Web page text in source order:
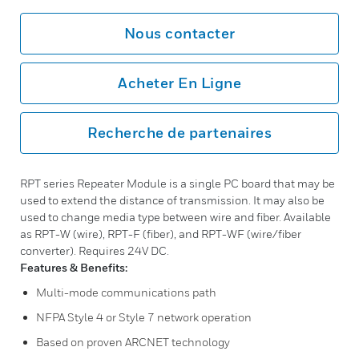
Nous contacter
Acheter En Ligne
Recherche de partenaires
RPT series Repeater Module is a single PC board that may be
used to extend the distance of transmission. It may also be
used to change media type between wire and fiber. Available
as RPT-W (wire), RPT-F (fiber), and RPT-WF (wire/fiber
converter). Requires 24V DC.
Features & Benefits:
Multi-mode communications path
NFPA Style 4 or Style 7 network operation
Based on proven ARCNET technology